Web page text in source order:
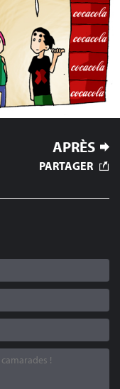
APRÈS
PARTAGER